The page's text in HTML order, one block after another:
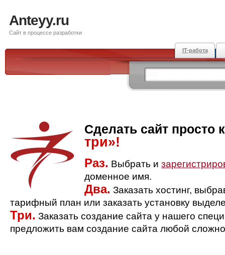
Anteyy.ru
Сайт в процессе разработки
IT-работа
Сделать сайт просто
три»!
Раз. Выбрать и
доменное имя.
Два. Заказать хостинг,
тарифный план или заказать установку
Три. Заказать создание сайта у нашего
предложить вам создание сайта любой